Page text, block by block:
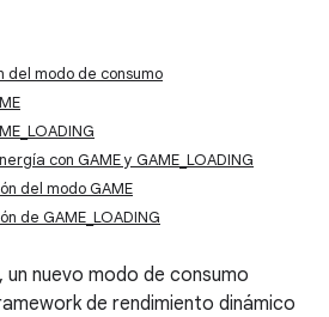
modo de consumo
con GAME y GAME_LOADING
del modo GAME
de GAME_LOADING
nuevo modo de consumo
de rendimiento dinámico